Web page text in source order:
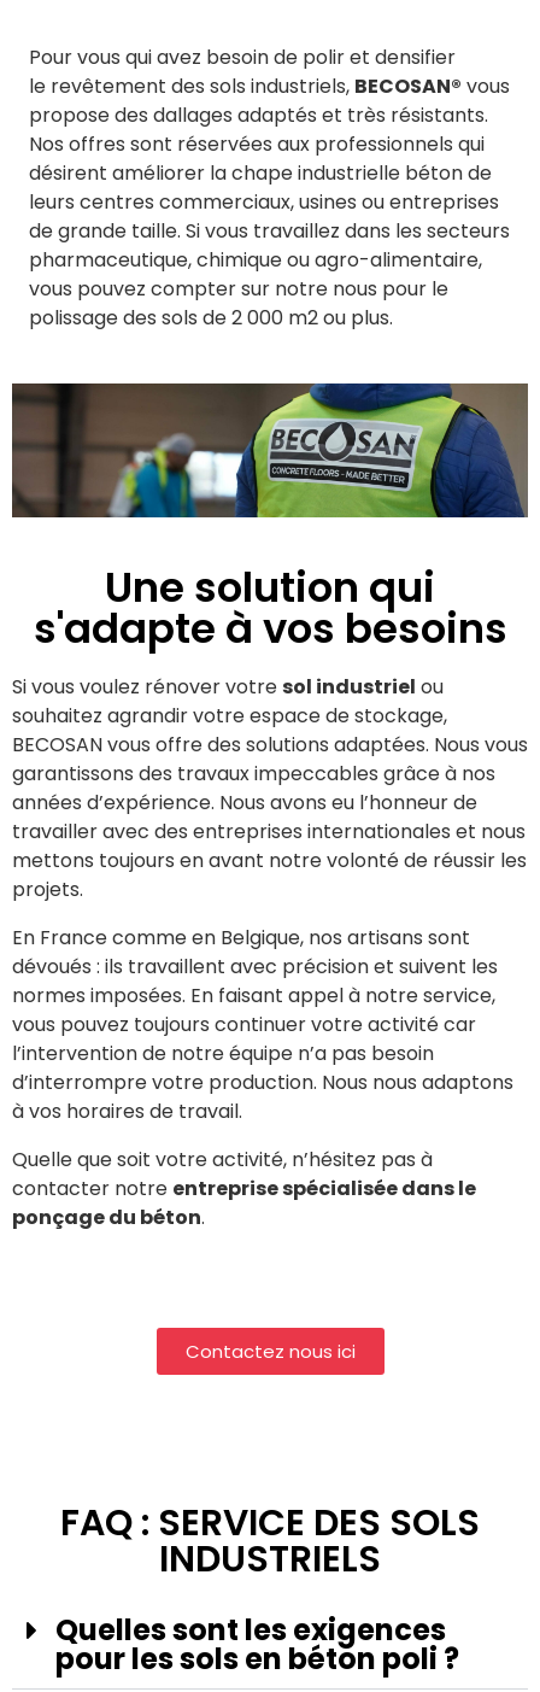
Pour vous qui avez besoin de polir et densifier
le revêtement des sols industriels, BECOSAN® vous
propose des dallages adaptés et très résistants.
Nos offres sont réservées aux professionnels qui
désirent améliorer la chape industrielle béton de
leurs centres commerciaux, usines ou entreprises
de grande taille. Si vous travaillez dans les secteurs
pharmaceutique, chimique ou agro-alimentaire,
vous pouvez compter sur notre nous pour le
polissage des sols de 2 000 m2 ou plus.
Une solution qui
s'adapte à vos besoins
Si vous voulez rénover votresol industriel ou
souhaitez agrandir votre espace de stockage,
BECOSAN vous offre des solutions adaptées. Nous vous
garantissons des travaux impeccables grâce à nos
années d’expérience. Nous avons eu l’honneur de
travailler avec des entreprises internationales et nous
mettons toujours en avant notre volonté de réussir les
projets.
En France comme en Belgique, nos artisans sont
dévoués : ils travaillent avec précision et suivent les
normes imposées. En faisant appel à notre service,
vous pouvez toujours continuer votre activité car
l’intervention de notre équipe n’a pas besoin
d’interrompre votre production. Nous nous adaptons
à vos horaires de travail.
Quelle que soit votre activité, n’hésitez pas à
contacter notre entreprise spécialisée dans le
ponçage du béton.
Contactez nous ici
FAQ : SERVICE DES SOLS
INDUSTRIELS
Quelles sont les exigences
pour les sols en béton poli ?